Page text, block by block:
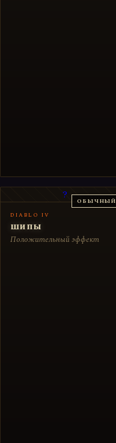
ОБЫЧНЫЙ
?
DIABLO IV
шипы
Положительный эффект